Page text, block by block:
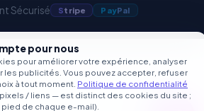
Sécurisé Stripe PayPal
pour nous
pour améliorer votre expérience, analyser
les publicités. Vous pouvez accepter, refuser
à tout moment. Politique de confidentialité
/ liens — est distinct des cookies du site ;
de chaque e-mail).